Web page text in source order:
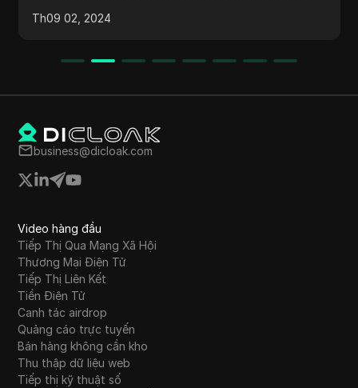
mục tiêu SMART, tạo chiến lược nội dung phù
hợp với nhu cầu của khán giả và đánh giá các
Th09 02, 2024
business@dicloak.com
Video hàng đầu
Tiếp Thị Qua Mạng Xã Hội
Thương Mại Điện Tử
Tiếp Thị Liên Kết
Tiền Điện Tử
Canh tác airdrop
Quảng cáo trực tuyến
Bán hàng không cần kho
Thu thập dữ liệu web
Tiếp thị kỹ thuật số